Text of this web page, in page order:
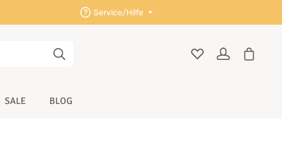
Service/Hilfe
SALE BLOG